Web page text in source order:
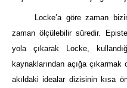
Locke’a göre zaman
zaman ölçülebilir süredir.
yola çıkarak Locke,
kaynaklarından açığa
akıldaki idealar dizisinin kısa